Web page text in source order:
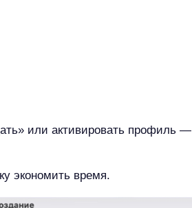
или активировать профиль —
экономить время.